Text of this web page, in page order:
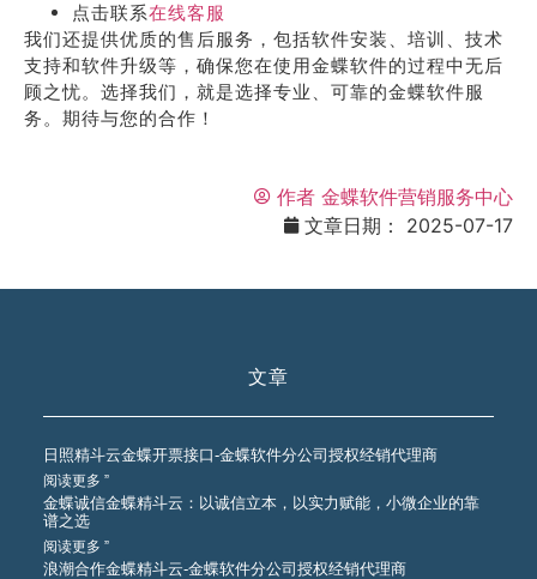
点击联系在线客服
我们还提供优质的售后服务，包括软件安装、培训、技术
支持和软件升级等，确保您在使用金蝶软件的过程中无后
顾之忧。选择我们，就是选择专业、可靠的金蝶软件服
务。期待与您的合作！
作者 金蝶软件营销服务中心
文章日期：
2025-07-17
文章
日照精斗云金蝶开票接口-金蝶软件分公司授权经销代理商
阅读更多 ”
金蝶诚信金蝶精斗云：以诚信立本，以实力赋能，小微企业的靠
谱之选
阅读更多 ”
浪潮合作金蝶精斗云-金蝶软件分公司授权经销代理商